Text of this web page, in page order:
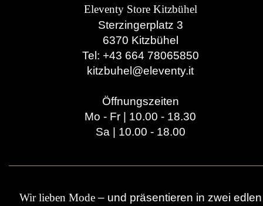
Eleventy Store Kitzbühel
Sterzingerplatz 3
6370 Kitzbühel
Tel: +43 664 78065850
kitzbuhel@eleventy.it
Öffnungszeiten
Mo - Fr | 10.00 - 18.30
Sa | 10.00 - 18.00
Wir lieben Mode– und präsentieren in zwei edlen